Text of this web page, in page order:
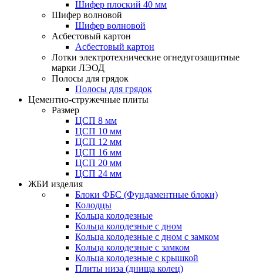
Шифер плоский 40 мм
Шифер волновой
Шифер волновой
Асбестовый картон
Асбестовый картон
Лотки электротехнические огнедугозащитные
марки ЛЭОД
Полосы для грядок
Полосы для грядок
Цементно-стружечные плиты
Размер
ЦСП 8 мм
ЦСП 10 мм
ЦСП 12 мм
ЦСП 16 мм
ЦСП 20 мм
ЦСП 24 мм
ЖБИ изделия
Блоки ФБС (Фундаментные блоки)
Колодцы
Кольца колодезные
Кольца колодезные с дном
Кольца колодезные с дном с замком
Кольца колодезные с замком
Кольца колодезные с крышкой
Плиты низа (днища колец)